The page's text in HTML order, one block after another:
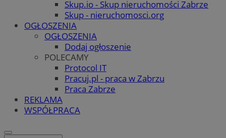
Skup.io - Skup nieruchomości Zabrze
Skup - nieruchomosci.org
OGŁOSZENIA
OGŁOSZENIA
Dodaj ogłoszenie
POLECAMY
Protocol IT
Pracuj.pl - praca w Zabrzu
Praca Zabrze
REKLAMA
WSPÓŁPRACA